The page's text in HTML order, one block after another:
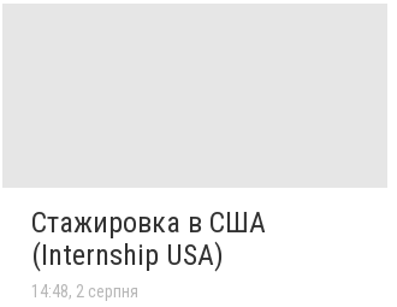
Стажировка в США
(Internship USA)
14:48, 2 серпня